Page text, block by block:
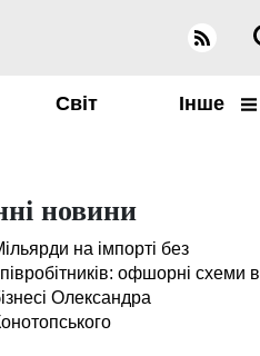
Світ Інше
новини
на імпорті без
офшорні схеми в
Олександра